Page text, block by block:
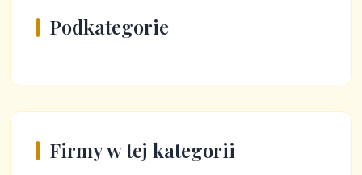
Podkategorie
Firmy w tej kategorii